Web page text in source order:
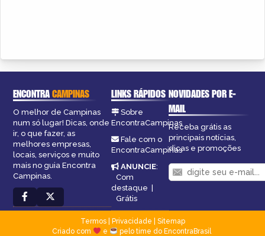
ENCONTRACAMPINAS
O melhor de Campinas
num só lugar! Dicas, onde
ir, o que fazer, as
melhores empresas,
locais, serviços e muito
mais no guia Encontra
Campinas.
LINKS RÁPIDOS
Sobre
EncontraCampinas
Fale com o
EncontraCampinas
ANUNCIE:
Com
destaque |
Grátis
NOVIDADES POR E-
MAIL
Receba grátis as
principais notícias,
dicas e promoções
Termos| Privacidade
Sitemap
Criado com
e pelo time do EncontraBrasil